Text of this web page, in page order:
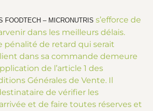
FOODTECH – MICRONUTRIS s’efforce de
dans les meilleurs délais.
pénalité de retard qui serait
dans sa commande demeure
de l’article 1 des
Générales de Vente. Il
de vérifier les
et de faire toutes réserves et